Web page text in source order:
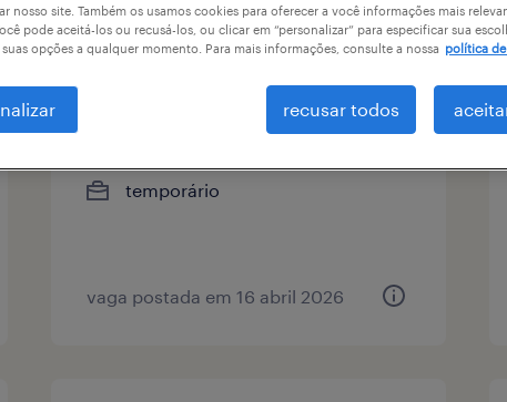
conjunto habitacional jundiaí l,
temporário
vaga postada em 16 abril 2026
nosso site. Também os usamos cookies para oferecer a você informações mais
pode aceitá-los ou recusá-los, ou clicar em “personalizar” para especificar sua
opções a qualquer momento. Para mais informações, consulte a nossa política
recusar todos